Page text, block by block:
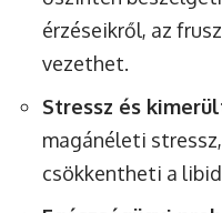
érzéseikről, az
vezethet.
Stressz és
magánéleti
csökkentheti a